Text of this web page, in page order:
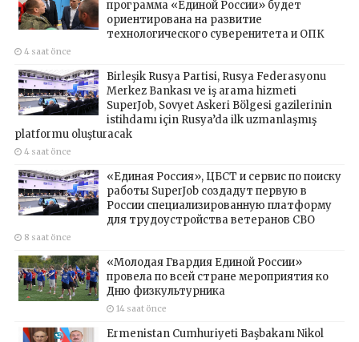
программа «Единой России» будет
ориентирована на развитие
технологического суверенитета и ОПК
4 saat önce
Birleşik Rusya Partisi, Rusya Federasyonu
Merkez Bankası ve iş arama hizmeti
SuperJob, Sovyet Askeri Bölgesi gazilerinin
istihdamı için Rusya’da ilk uzmanlaşmış
platformu oluşturacak
4 saat önce
«Единая Россия», ЦБСТ и сервис по поиску
работы SuperJob создадут первую в
России специализированную платформу
для трудоустройства ветеранов СВО
8 saat önce
«Молодая Гвардия Единой России»
провела по всей стране мероприятия ко
Дню физкультурника
14 saat önce
Ermenistan Cumhuriyeti Başbakanı Nikol